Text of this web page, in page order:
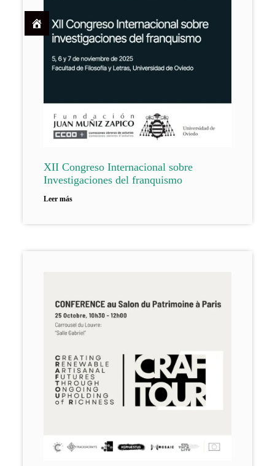
XII Congreso Internacional sobre
Investigaciones del franquismo
Leer más